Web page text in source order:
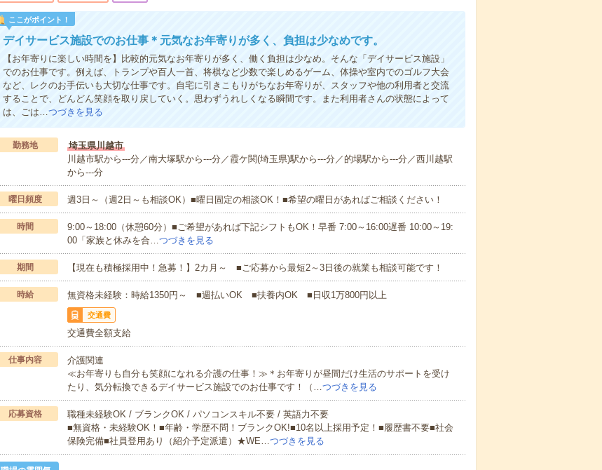
ここがポイント！
デイサービス施設でのお仕事＊元気なお年寄りが多く、負担は少なめです。
【お年寄りに楽しい時間を】比較的元気なお年寄りが多く、働く負担は少なめ。そんな「デイサービス施設」
でのお仕事です。例えば、トランプや百人一首、将棋など少数で楽しめるゲーム、体操や室内でのゴルフ大会
など、レクのお手伝いも大切な仕事です。自宅に引きこもりがちなお年寄りが、スタッフや他の利用者と交流
することで、どんどん笑顔を取り戻していく。思わずうれしくなる瞬間です。また利用者さんの状態によって
は、ごは…つづきを見る
勤務地
埼玉県川越市
川越市駅から---分／南大塚駅から---分／霞ケ関(埼玉県)駅から---分／的場駅から---分／西川越駅
から---分
曜日頻度 週3日～（週2日～も相談OK）■曜日固定の相談OK！■希望の曜日があればご相談ください！
時間
9:00～18:00（休憩60分）■ご希望があれば下記シフトもOK！早番 7:00～16:00遅番 10:00～19:
00「家族と休みを合…つづきを見る
期間 【現在も積極採用中！急募！】2カ月～ ■ご応募から最短2～3日後の就業も相談可能です！
時給 無資格未経験：時給1350円～ ■週払いOK ■扶養内OK ■日収1万800円以上
交通費
交通費全額支給
仕事内容
介護関連
≪お年寄りも自分も笑顔になれる介護の仕事！≫＊お年寄りが昼間だけ生活のサポートを受け
たり、気分転換できるデイサービス施設でのお仕事です！（…つづきを見る
応募資格
職種未経験OK / ブランクOK / パソコンスキル不要 / 英語力不要
■無資格・未経験OK！■年齢・学歴不問！ブランクOK!■10名以上採用予定！■履歴書不要■社会
保険完備■社員登用あり（紹介予定派遣）★WE…つづきを見る